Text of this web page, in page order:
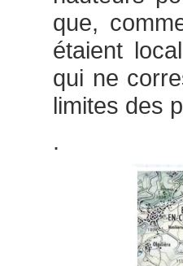
que,
étaient
qui ne
limites des
.